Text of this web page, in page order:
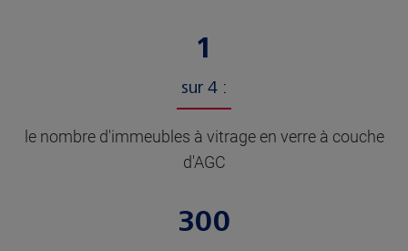
1
sur 4 :
le nombre d'immeubles à vitrage en verre à couche
d'AGC
300